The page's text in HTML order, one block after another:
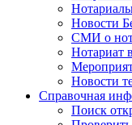
Новости
СМИ о
Нотариат
Новости
Справочная
Поиск